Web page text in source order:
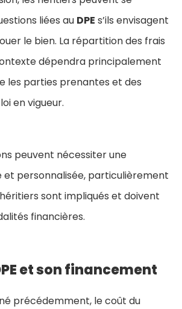
liées au DPE s’ils envisagent
le bien. La répartition des frais
dépendra principalement
les parties prenantes et des
en vigueur.
peuvent nécessiter une
personnalisée, particulièrement
sont impliqués et doivent
financières.
et son financement
précédemment, le coût du